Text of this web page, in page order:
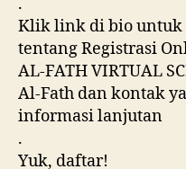
Klik link di bio untuk
tentang Registrasi
AL-FATH VIRTUAL
Al-Fath dan kontak
informasi lanjutan
.
Yuk, daftar!